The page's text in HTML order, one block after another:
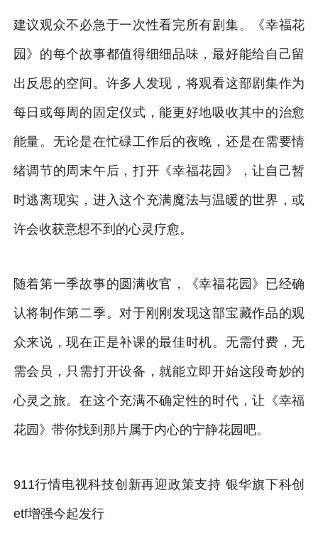
建议观众不必急于一次性看完所有剧集。《幸福花
园》的每个故事都值得细细品味，最好能给自己留
出反思的空间。许多人发现，将观看这部剧集作为
每日或每周的固定仪式，能更好地吸收其中的治愈
能量。无论是在忙碌工作后的夜晚，还是在需要情
绪调节的周末午后，打开《幸福花园》，让自己暂
时逃离现实，进入这个充满魔法与温暖的世界，或
许会收获意想不到的心灵疗愈。
随着第一季故事的圆满收官，《幸福花园》已经确
认将制作第二季。对于刚刚发现这部宝藏作品的观
众来说，现在正是补课的最佳时机。无需付费，无
需会员，只需打开设备，就能立即开始这段奇妙的
心灵之旅。在这个充满不确定性的时代，让《幸福
花园》带你找到那片属于内心的宁静花园吧。
911行情电视科技创新再迎政策支持 银华旗下科创
etf增强今起发行